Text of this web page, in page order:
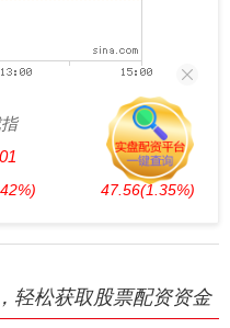
创业板指
3563.12
47.56(1.35%)
轻松获取股票配资资金